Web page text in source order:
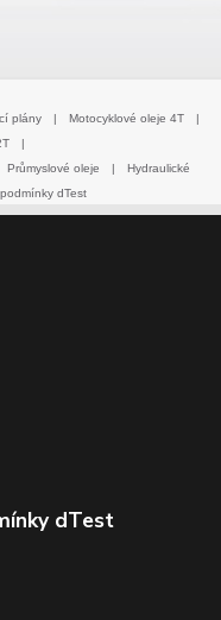
plány | Motocyklové oleje 4T
|
|
Průmyslové oleje |
Hydraulické
dTest
dTest